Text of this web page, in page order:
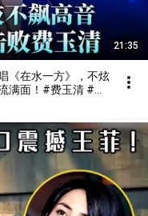
21:35
《在水一方》，不炫
满面！#费玉清 #任